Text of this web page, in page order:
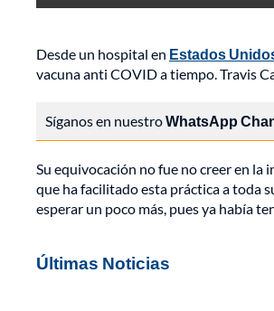
Desde un hospital en Estados
vacuna anti COVID a tiempo. Travis
Síganos en nuestroWhatsApp
Su equivocación no fue no creer en la
que ha facilitado esta práctica a toda
esperar un poco más, pues ya había
Últimas Noticias